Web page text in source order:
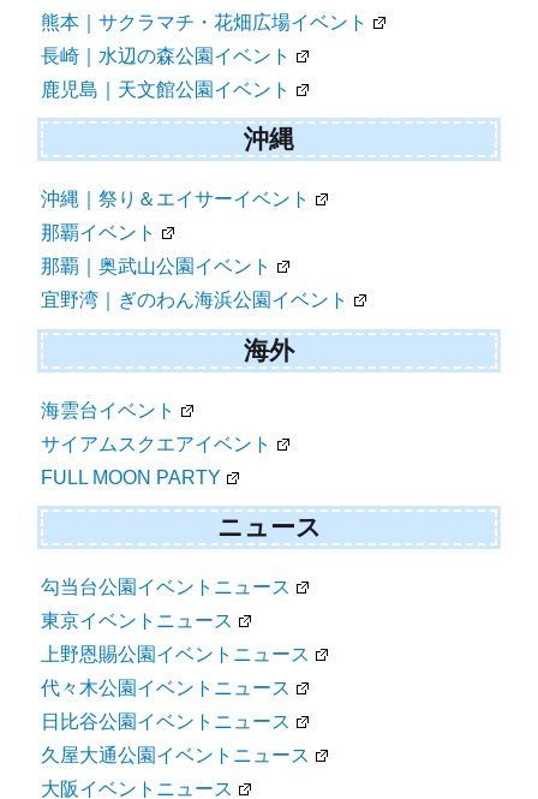
熊本｜サクラマチ・花畑広場イベント
長崎｜水辺の森公園イベント
鹿児島｜天文館公園イベント
沖縄
沖縄｜祭り＆エイサーイベント
那覇イベント
那覇｜奥武山公園イベント
宜野湾｜ぎのわん海浜公園イベント
海外
海雲台イベント
サイアムスクエアイベント
FULL MOON PARTY
ニュース
勾当台公園イベントニュース
東京イベントニュース
上野恩賜公園イベントニュース
代々木公園イベントニュース
日比谷公園イベントニュース
久屋大通公園イベントニュース
大阪イベントニュース